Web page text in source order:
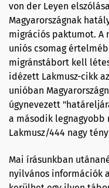
von der Leyen
Magyarországnak
migrációs paktumot.
uniós csomag
migránstábort kell
idézett Lakmusz-cikk
unióban
úgynevezett
a második
Lakmusz/444 nagy
Mai írásunkban
nyilvános információk